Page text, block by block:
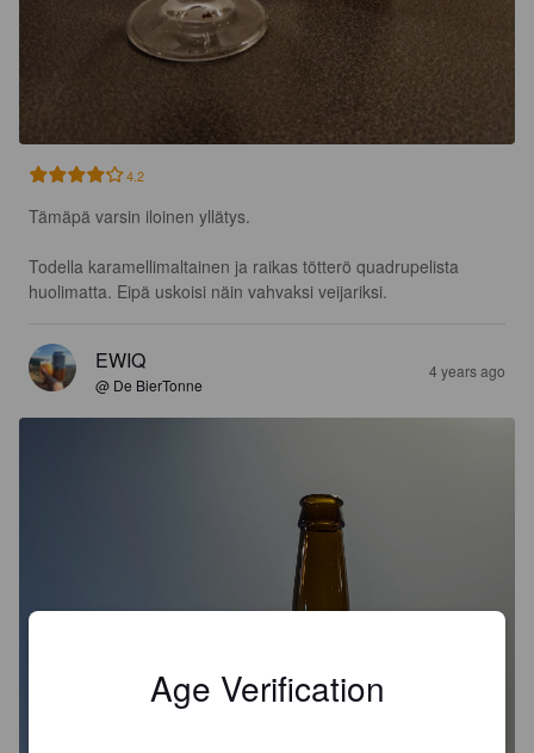
4.2
Tämäpä varsin iloinen yllätys.
Todella karamellimaltainen ja raikas tötterö quadrupelista
huolimatta. Eipä uskoisi näin vahvaksi veijariksi.
EWIQ
@ De BierTonne
4 years ago
Age Verification